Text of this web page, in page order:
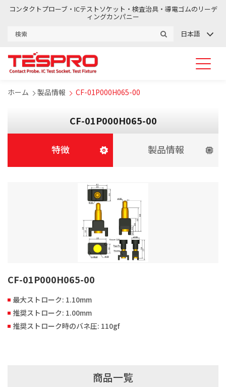
コンタクトプローブ・ICテストソケット・検査治具・導電ゴムのリーデ
ィングカンパニー
日本語
ホーム 製品情報 CF-01P000H065-00
CF-01P000H065-00
特徴 製品情報
CF-01P000H065-00
最大ストローク: 1.10mm
推奨ストローク: 1.00mm
推奨ストローク時のバネ圧: 110gf
商品一覧